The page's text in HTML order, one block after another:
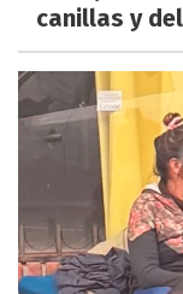
canillas y